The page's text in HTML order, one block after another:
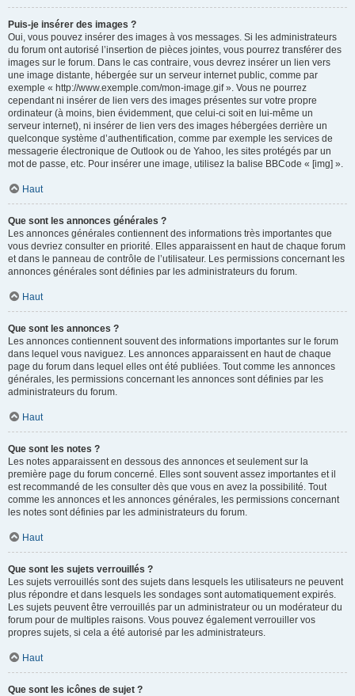
Puis-je insérer des images ?
Oui, vous pouvez insérer des images à vos messages. Si les administrateurs
du forum ont autorisé l’insertion de pièces jointes, vous pourrez transférer des
images sur le forum. Dans le cas contraire, vous devrez insérer un lien vers
une image distante, hébergée sur un serveur internet public, comme par
exemple « http://www.exemple.com/mon-image.gif ». Vous ne pourrez
cependant ni insérer de lien vers des images présentes sur votre propre
ordinateur (à moins, bien évidemment, que celui-ci soit en lui-même un
serveur internet), ni insérer de lien vers des images hébergées derrière un
quelconque système d’authentification, comme par exemple les services de
messagerie électronique de Outlook ou de Yahoo, les sites protégés par un
mot de passe, etc. Pour insérer une image, utilisez la balise BBCode « [img] ».
Haut
Que sont les annonces générales ?
Les annonces générales contiennent des informations très importantes que
vous devriez consulter en priorité. Elles apparaissent en haut de chaque forum
et dans le panneau de contrôle de l’utilisateur. Les permissions concernant les
annonces générales sont définies par les administrateurs du forum.
Haut
Que sont les annonces ?
Les annonces contiennent souvent des informations importantes sur le forum
dans lequel vous naviguez. Les annonces apparaissent en haut de chaque
page du forum dans lequel elles ont été publiées. Tout comme les annonces
générales, les permissions concernant les annonces sont définies par les
administrateurs du forum.
Haut
Que sont les notes ?
Les notes apparaissent en dessous des annonces et seulement sur la
première page du forum concerné. Elles sont souvent assez importantes et il
est recommandé de les consulter dès que vous en avez la possibilité. Tout
comme les annonces et les annonces générales, les permissions concernant
les notes sont définies par les administrateurs du forum.
Haut
Que sont les sujets verrouillés ?
Les sujets verrouillés sont des sujets dans lesquels les utilisateurs ne peuvent
plus répondre et dans lesquels les sondages sont automatiquement expirés.
Les sujets peuvent être verrouillés par un administrateur ou un modérateur du
forum pour de multiples raisons. Vous pouvez également verrouiller vos
propres sujets, si cela a été autorisé par les administrateurs.
Haut
Que sont les icônes de sujet ?